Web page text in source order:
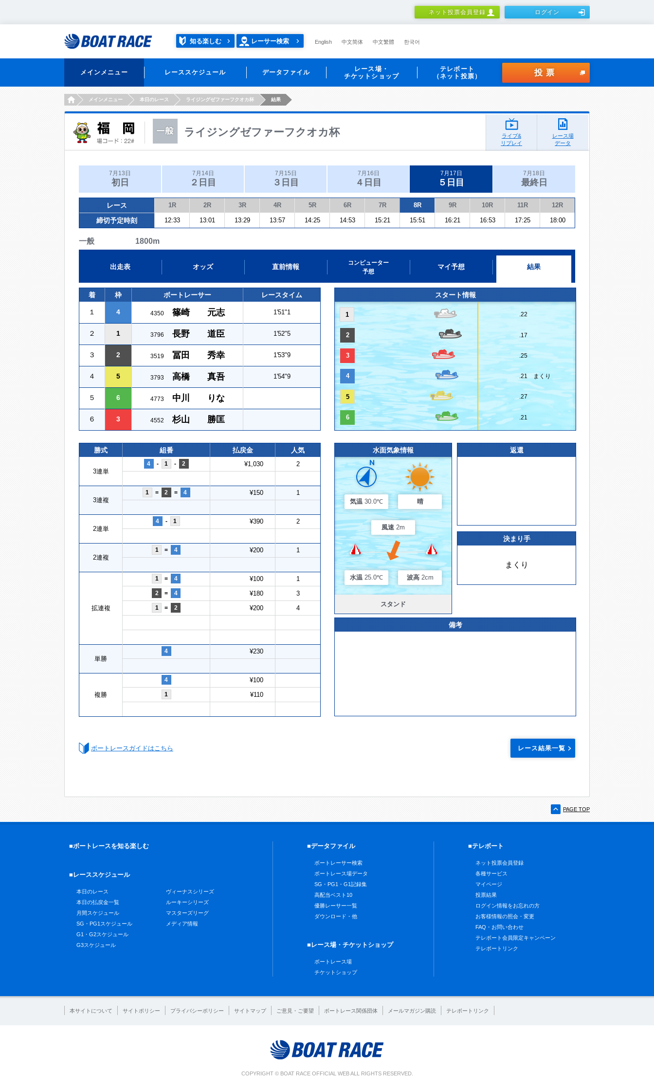
ネット投票会員登録 ログイン
知る楽しむ レーサー検索 English 中文简体 中文繁體 한국어
メインメニュー レーススケジュール データファイル
レース場・
チケットショップ
テレボート
（ネット投票）
投票
HOMEメインメニュー 本日のレース ライジングゼファーフクオカ杯 結果
ライジングゼファーフクオカ杯
ライブ&
リプレイ
レース場
データ
7月13日
初日
7月14日
２日目
7月15日
３日目
7月16日
４日目
7月17日
５日目
7月18日
最終日
レース 1R 2R 3R 4R 5R 6R 7R 8R 9R 10R 11R 12R
締切予定時刻 12:33 13:01 13:29 13:57 14:25 14:53 15:21 15:51 16:21 16:53 17:25 18:00
一般 1800m
出走表 オッズ 直前情報
コンピューター
予想
マイ予想 結果
着 枠 ボートレーサー レースタイム
１ 4 4350 篠崎 元志 1'51"1
２ 1 3796 長野 道臣 1'52"5
３ 2 3519 冨田 秀幸 1'53"9
４ 5 3793 高橋 真吾 1'54"9
５ 6 4773 中川 りな
６ 3 4552 杉山 勝匡
スタート情報
1 .22
2 .17
3 .25
4 .21 まくり
5 .27
6 .21
勝式 組番 払戻金 人気
3連単
4 - 1 - 2 ¥1,030 2
3連複
1 = 2 = 4 ¥150 1
2連単
4 - 1 ¥390 2
2連複
1 = 4 ¥200 1
拡連複
1 = 4 ¥100 1
2 = 4 ¥180 3
1 = 2 ¥200 4
単勝
4 ¥230
複勝
4 ¥100
1 ¥110
水面気象情報
気温 30.0℃ 晴
風速 2m
水温 25.0℃ 波高 2cm
スタンド
返還
決まり手
まくり
備考
ボートレースガイドはこちら レース結果一覧
PAGE TOP
■ボートレースを知る楽しむ
■レーススケジュール
本日のレース
本日の払戻金一覧
月間スケジュール
SG・PG1スケジュール
G1・G2スケジュール
G3スケジュール
ヴィーナスシリーズ
ルーキーシリーズ
マスターズリーグ
メディア情報
■データファイル
ボートレーサー検索
ボートレース場データ
SG・PG1・G1記録集
高配当ベスト10
優勝レーサー一覧
ダウンロード・他
■レース場・チケットショップ
ボートレース場
チケットショップ
■テレボート
ネット投票会員登録
各種サービス
マイページ
投票結果
ログイン情報をお忘れの方
お客様情報の照会・変更
FAQ・お問い合わせ
テレボート会員限定キャンペーン
テレボートリンク
本サイトについて サイトポリシー プライバシーポリシー サイトマップ ご意見・ご要望 ボートレース関係団体 メールマガジン購読 テレボートリンク
COPYRIGHT © BOAT RACE OFFICIAL WEB ALL RIGHTS RESERVED.